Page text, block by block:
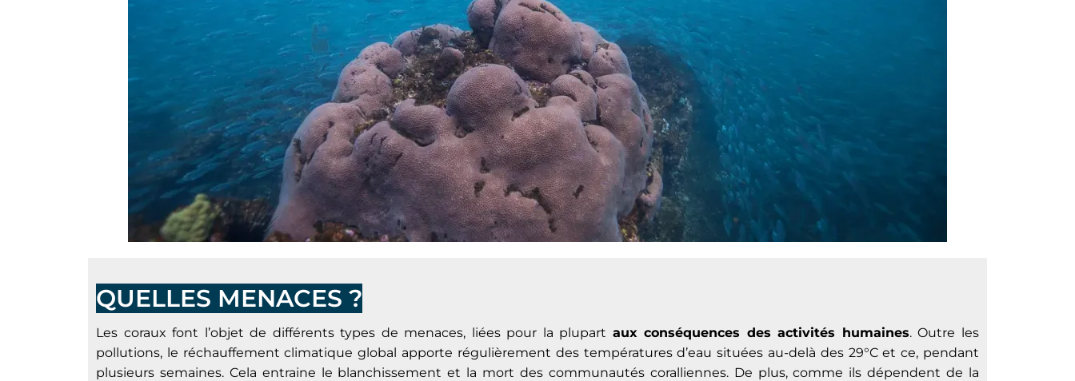
QUELLES MENACES ?
Les coraux font l’objet de différents types de menaces, liées pour la plupart aux conséquences des activités humaines. Outre les
pollutions, le réchauffement climatique global apporte régulièrement des températures d’eau situées au-delà des 29°C et ce, pendant
plusieurs semaines. Cela entraine le blanchissement et la mort des communautés coralliennes. De plus, comme ils dépendent de la